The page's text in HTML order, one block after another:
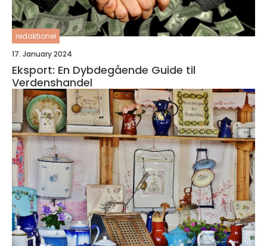
redaktionel
17. January 2024
Eksport: En Dybdegående Guide til
Verdenshandel